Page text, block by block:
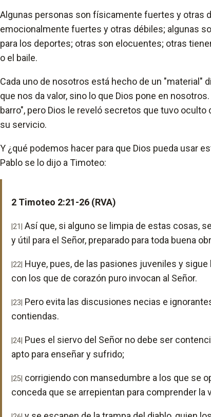
Algunas personas son físicamente fuertes y otras
emocionalmente fuertes y otras débiles; algunas
para los deportes; otras son elocuentes; otras
o el baile.
Cada uno de nosotros está hecho de un "material"
que nos da valor, sino lo que Dios pone en
barro", pero Dios le reveló secretos que tuvo
su servicio.
Y ¿qué podemos hacer para que Dios pueda usar
Pablo se lo dijo a Timoteo:
2 Timoteo 2:21-26 (RVA)
|21| Así que, si alguno se limpia de estas cosas,
y útil para el Señor, preparado para toda buena
|22| Huye, pues, de las pasiones juveniles y sigue
con los que de corazón puro invocan al Señor.
|23| Pero evita las discusiones necias e
contiendas.
|24| Pues el siervo del Señor no debe ser
apto para enseñar y sufrido;
|25| corrigiendo con mansedumbre a los que se
conceda que se arrepientan para comprender la